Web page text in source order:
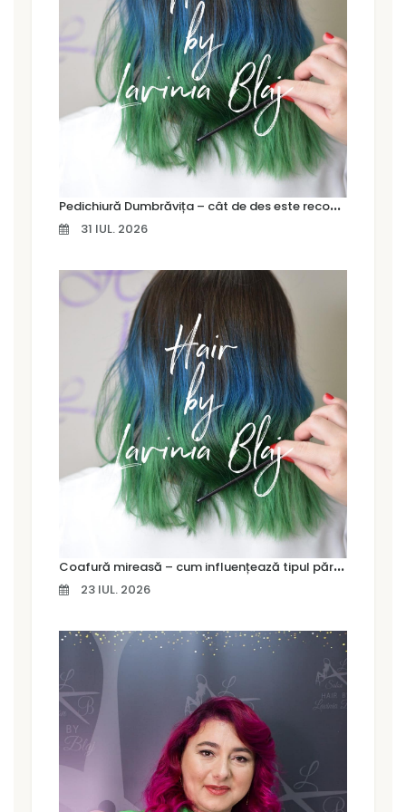
P
edichiură Dumbrăvița – cât de des este recomandat să îți faci o pedichiură profesională
31 IUL. 2026
C
oafură mireasă – cum influențează tipul părului alegerea coafurii
23 IUL. 2026